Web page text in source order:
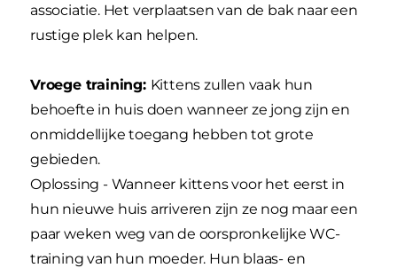
associatie. Het verplaatsen van de bak naar een
rustige plek kan helpen.
Vroege training: Kittens zullen vaak hun
behoefte in huis doen wanneer ze jong zijn en
onmiddellijke toegang hebben tot grote
gebieden.
Oplossing - Wanneer kittens voor het eerst in
hun nieuwe huis arriveren zijn ze nog maar een
paar weken weg van de oorspronkelijke WC-
training van hun moeder. Hun blaas- en